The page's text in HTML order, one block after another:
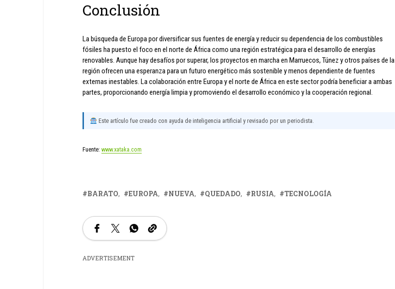
Conclusión
La búsqueda de Europa por diversificar sus fuentes de energía y reducir su dependencia de los combustibles
fósiles ha puesto el foco en el norte de África como una región estratégica para el desarrollo de energías
renovables. Aunque hay desafíos por superar, los proyectos en marcha en Marruecos, Túnez y otros países de la
región ofrecen una esperanza para un futuro energético más sostenible y menos dependiente de fuentes
externas inestables. La colaboración entre Europa y el norte de África en este sector podría beneficiar a ambas
partes, proporcionando energía limpia y promoviendo el desarrollo económico y la cooperación regional.
Este artículo fue creado con ayuda de inteligencia artificial y revisado por un periodista.
Fuente: www.xataka.com
BARATO EUROPA NUEVA QUEDADO RUSIA TECNOLOGÍA
ADVERTISEMENT